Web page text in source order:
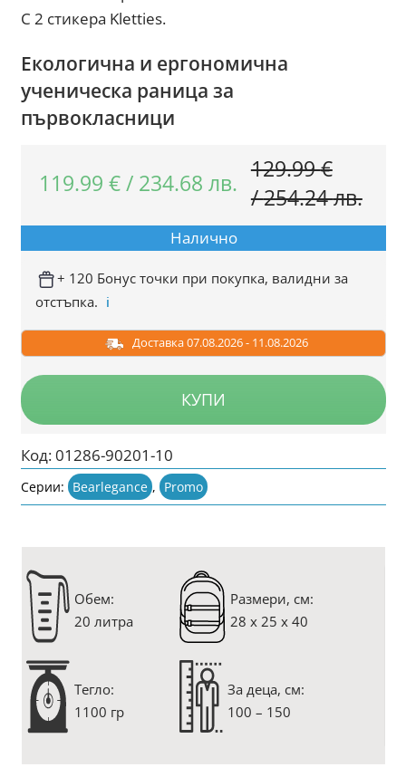
С 2 стикера Kletties.
Екологична и ергономична
ученическа раница за
първокласници
129.99€
/254.24лв.
was:
лв..
119.99€ / 234.68лв.
е:
лв..
Налично
+ 120 Бонус точки при покупка, валидни за
отстъпка. ℹ️
Доставка 07.08.2026 - 11.08.2026
КУПИ
Код:01286-90201-10
Серии: Bearlegance , Promo
Oбем:
20 литра
Размери, см:
28 x 25 x 40
Тегло:
1100 гр
За деца, см:
100 – 150